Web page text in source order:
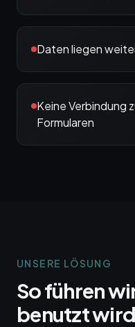
Daten liegen
Keine Verbindung
Formularen
UNSERE LÖSUNG
So führen
benutzt wird